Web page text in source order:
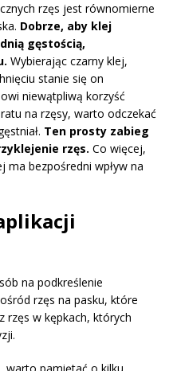
rzęs jest równomierne
Dobrze, aby klej
gęstością,
Wybierając czarny klej,
stanie się on
niewątpliwą korzyść
na rzęsy, warto odczekać
Ten prosty zabieg
rzęs. Co więcej,
ma bezpośredni wpływ na
na podkreślenie
rzęs na pasku, które
rzęs w kępkach, których